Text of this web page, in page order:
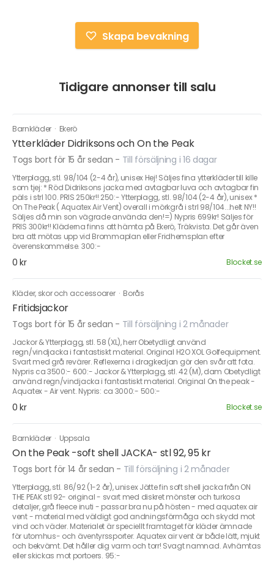
Skapa bevakning
Tidigare annonser till salu
Barnkläder · Ekerö
Ytterkläder Didriksons och On the Peak
Togs bort för 15 år sedan - Till försäljning i 16 dagar
Ytterplagg, stl. 98/104 (2-4 år), unisex Hej! Säljes fina ytterkläder till kille
som tjej: * Röd Didriksons jacka med avtagbar luva och avtagbar fin
päls i strl 100. PRIS 250kr!! 250:- Ytterplagg, stl. 98/104 (2-4 år), unisex *
On The Peak ( Aquatex Air Vent) overall i mörkgrå i strl 98/104...helt NY!!
Säljes då min son vägrade använda den!=) Nypris 699kr! Säljes för
PRIS 300kr!! Kläderna finns att hämta på Ekerö, Träkvista. Det går även
bra att mötas upp vid Brommaplan eller Fridhemsplan efter
överenskommelse. 300:-
0 kr Blocket.se
Kläder, skor och accessoarer · Borås
Fritidsjackor
Togs bort för 15 år sedan - Till försäljning i 2 månader
Jackor & Ytterplagg, stl. 58 (XL), herr Obetydligt använd
regn/vindjacka i fantastiskt material. Original H2O XOL Golfequipment.
Svart med grå revärer. Reflexerna i dragkedjan gör den svår att fota.
Nypris ca 3500:- 600:- Jackor & Ytterplagg, stl. 42 (M), dam Obetydligt
använd regn/vindjacka i fantastiskt material. Original On the peak -
Aquatex - Air vent. Nypris: ca 3000:- 500:-
0 kr Blocket.se
Barnkläder · Uppsala
On the Peak -soft shell JACKA- stl 92, 95 kr
Togs bort för 14 år sedan - Till försäljning i 2 månader
Ytterplagg, stl. 86/92 (1-2 år), unisex Jätte fin soft shell jacka från ON
THE PEAK stl 92- original - svart med diskret mönster och turkosa
detaljer, grå fleece inuti - passar bra nu på hösten - med aquatex air
vent - material med väldigt god andningsförmåga och skydd mot
vind och väder. Materialet är speciellt framtaget för kläder ämnade
för utomhus- och äventyrssporter. Aquatex air vent är både lätt, mjukt
och bekvämt. Det håller dig varm och torr! Svagt namnad. Avhämtas
eller skickas mot portoers. 95:-